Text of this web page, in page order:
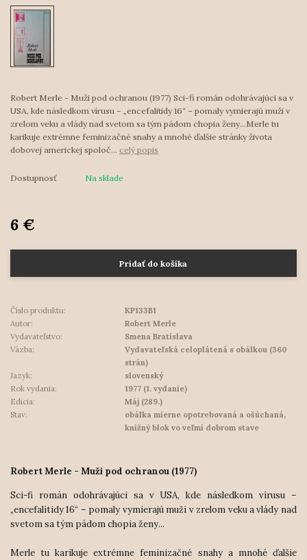
Robert Merle - Muži pod ochranou (1977) Sci-fi román odohrávajúci sa v
USA, kde následkom vírusu – „encefalitidy 16“ – pomaly vymierajú muži v
zrelom veku a vlády nad svetom sa tým pádom chopia ženy...Merle tu
karikuje extrémne feminizačné snahy a mnohé ďalšie stránky života
dobovej americkej spoloč... celý popis
Dostupnosť Na sklade
6 €
Pridať do košíka
Číslo produktu:
KP133B1
Autor:
Robert Merle
Vydavateľstvo:
Smena Bratislava
Väzba:
Vydavateľská celoplátená s obálkou (360
strán)
Jazyk:
slovenský
Rok vydania:
1977 (1. vydanie)
Edícia:
Máj (289.)
Stav:
obálka mierne opotrebovaná a ošúchaná,
knižný blok vo veľmi dobrom stave
Robert Merle - Muži pod ochranou (1977)
Sci-fi román odohrávajúci sa v USA, kde následkom vírusu –
„encefalitidy 16“ – pomaly vymierajú muži v zrelom veku a vlády nad
svetom sa tým pádom chopia ženy...
Merle tu karikuje extrémne feminizačné snahy a mnohé ďalšie